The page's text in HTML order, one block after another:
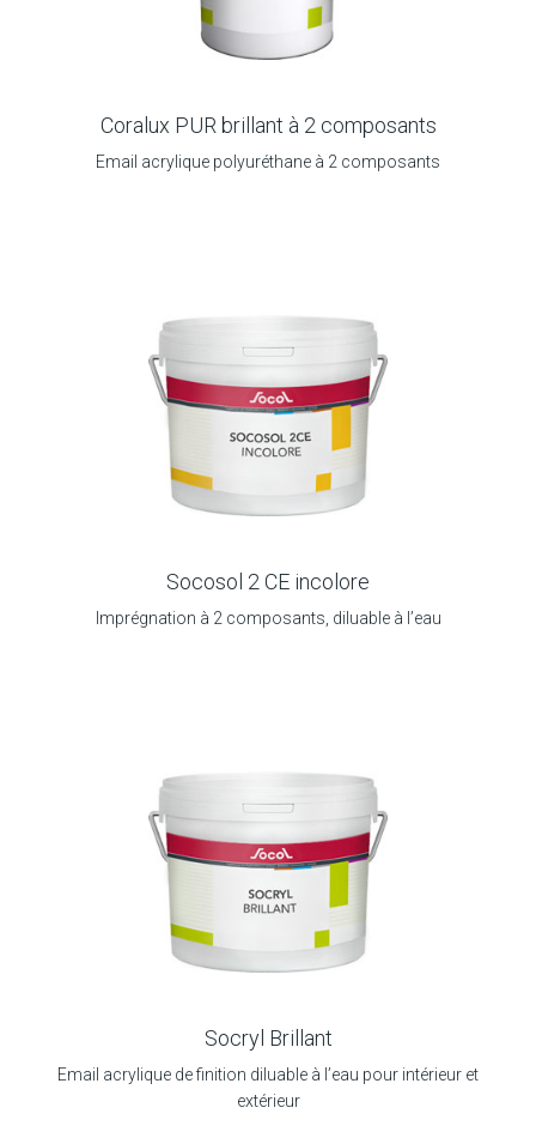
Coralux PUR brillant à 2 composants
Email acrylique polyuréthane à 2 composants
Socosol 2 CE incolore
Imprégnation à 2 composants, diluable à l’eau
Socryl Brillant
Email acrylique de finition diluable à l’eau pour intérieur et
extérieur